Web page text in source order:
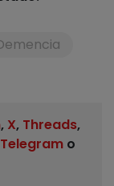
, X, Threads,
Telegram o